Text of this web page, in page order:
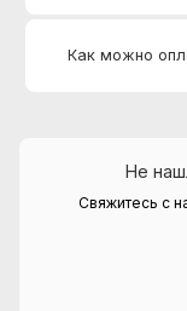
Как можно
Не
Свяжитесь с